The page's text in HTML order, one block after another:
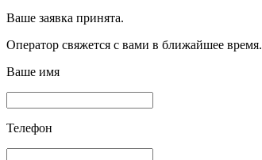
Ваше заявка принята.
Оператор свяжется с вами в ближайшее время.
Ваше имя
Телефон